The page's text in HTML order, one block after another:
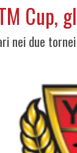
Cup,
nei due